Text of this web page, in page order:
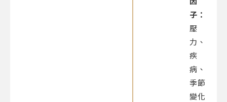
子：
壓
力、
疾
病、
季節
變化